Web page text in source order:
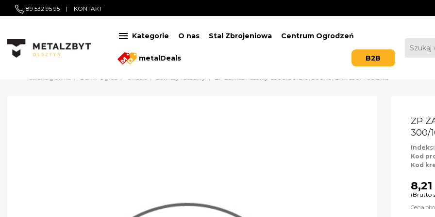
89 532 95 95 | KONTAKT
 Kategorie O nas Stal Zbrojeniowa Centrum Ogrodzeń
metalDeals B2B
ZP
300/
Indeks:
Kod
Kod
8,21
(Brutto
Cena